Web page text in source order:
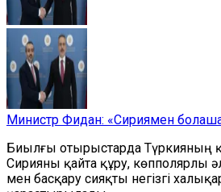
Министр Фидан: «Сириямен
Биылғы отырыстарда Түркияның
Сирияны қайта құру, көпполярлы
мен басқару сияқты негізгі